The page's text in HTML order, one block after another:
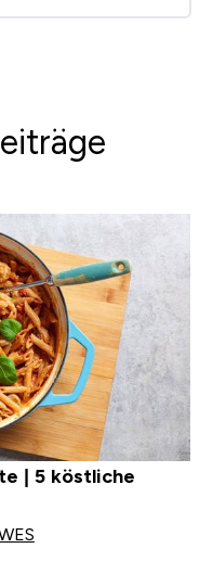
| 5 köstliche